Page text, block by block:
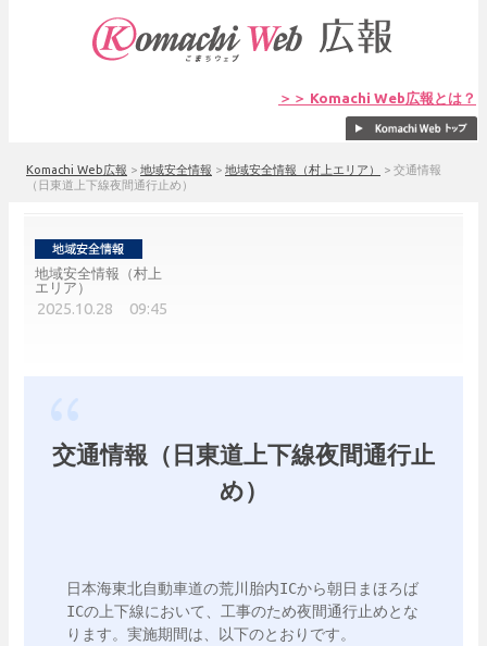
＞＞ Komachi Web広報とは？
Komachi Web広報 > 地域安全情報 > 地域安全情報（村上エリア） > 交通情報
（日東道上下線夜間通行止め）
地域安全情報（村上
エリア）
2025.10.28 09:45
交通情報（日東道上下線夜間通行止
め）
日本海東北自動車道の荒川胎内ICから朝日まほろば
ICの上下線において、工事のため夜間通行止めとな
ります。実施期間は、以下のとおりです。